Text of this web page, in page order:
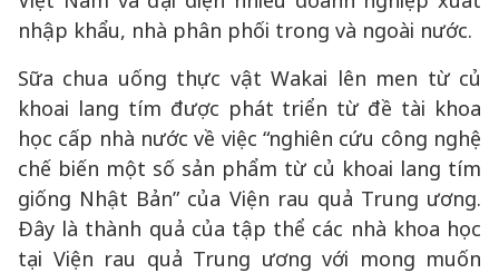
nhập khẩu, nhà phân phối trong và ngoài nước.
Sữa chua uống thực vật Wakai lên men từ củ
khoai lang tím được phát triển từ đề tài khoa
học cấp nhà nước về việc “nghiên cứu công nghệ
chế biến một số sản phẩm từ củ khoai lang tím
giống Nhật Bản” của Viện rau quả Trung ương.
Đây là thành quả của tập thể các nhà khoa học
tại Viện rau quả Trung ương với mong muốn